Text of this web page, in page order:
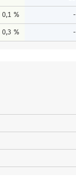
0,1 % -
0,3 % -